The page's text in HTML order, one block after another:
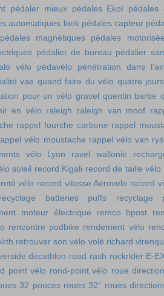
pédaler mieux pédales Ekoï pédales
automatiques look pédales capteur
pédales magnétiques
pédales
pédalier de bureau pédalier
vélo pédavélo
pénétration dans l'air
vae quand faire du vélo quatre
pour un vélo gravel quentin barbe
en vélo raleigh raleigh van moof
rappel fourche carbone rappel
vélo moustache rappel vélo van
vélo Lyon
ravel wallonie
soleil record Kigali record de taille vélo
vélo record vitesse Aerovelo record
recyclage batteries puffs
recyclage
moteur électrique
remco bpost
rencontre podbike rendement vélo
retrouver son vélo volé richard
decathlon road rash rockrider E-
point vélo rond-point vélo roue
32 pouces roues 32" roues